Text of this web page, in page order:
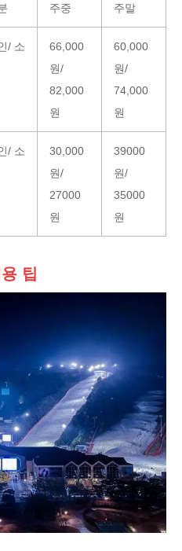
주중 주말
/ 소
66,000
원/
82,000
원
60,000
원/
74,000
원
/ 소
30,000
원/
27000
원
39000
원/
35000
원
팁